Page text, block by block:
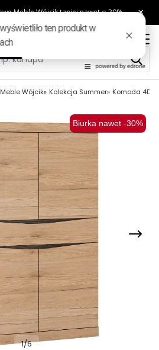
Meble Wójcik Kolekcja Summer Komoda 4D-
Biurka nawet -30%
1/6